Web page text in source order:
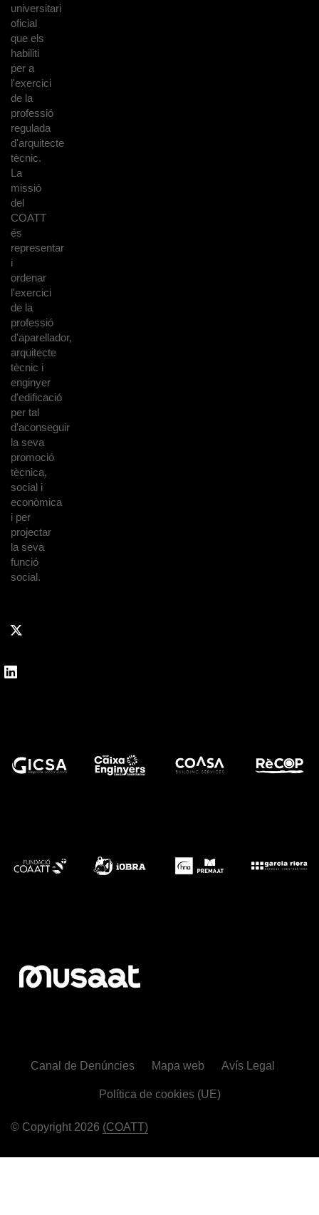
universitari
oficial
que els
habiliti
per a
l'exercici
de la
professió
regulada
d'arquitecte
tècnic.
La
missió
del
COATT
és
representar
i
ordenar
l'exercici
de la
professió
d'aparellador,
arquitecte
tècnic i
enginyer
d'edificació
per tal
d'aconseguir
la seva
promoció
tècnica,
social i
econòmica
i per
projectar
la seva
funció
social.
© Copyright 2026 (COATT)
Canal de Denúncies Mapa web Avís Legal
Política de cookies (UE)